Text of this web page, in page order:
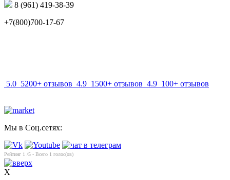
8 (961) 419-38-39
+7(800)700-17-67
5.0 5200+ отзывов 4.9 1500+ отзывов 4.9 100+ отзывов
Мы в Соц.сетях:
Рейтинг 1 /5 - Всего 1 голос(ов)
X